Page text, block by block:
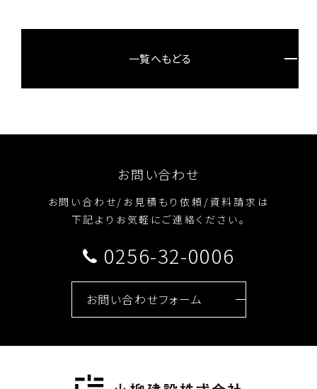
一覧へもどる
お問い合わせ
お問い合わせ/お見積もり依頼/資料請求は
下記よりお気軽にご連絡ください。
0256-32-0006
お問い合わせフォーム